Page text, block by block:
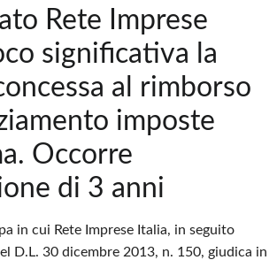
Rete Imprese
significativa la
al rimborso
imposte
Occorre
di 3 anni
in cui Rete Imprese Italia, in seguito
D.L. 30 dicembre 2013, n. 150, giudica in